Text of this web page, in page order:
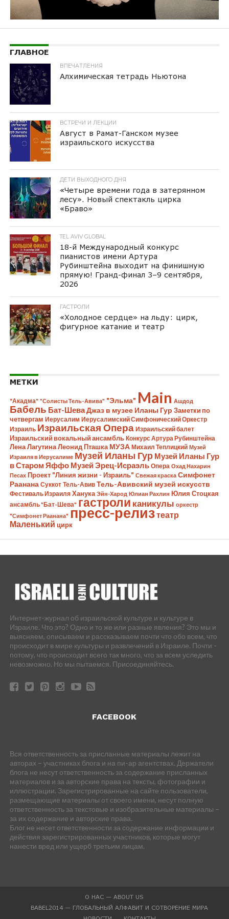
ГЛАВНОЕ
ВПЕЧАТЛЕНИЯ
Алхимическая тетрадь Ньютона
ВСТРЕЧИ И ЛЕКЦИИ
Август в Рамат-Ганском музее
израильского искусства
ДЕТИ ВЫХОДНОГО ДНЯ
«Четыре времени года в затерянном
лесу». Новый спектакль цирка
«Браво»
TEL AVIV GLOBAL
18-й Международный конкурс
пианистов имени Артура
Рубинштейна выходит на финишную
прямую! Гранд-финал 3–9 сентября,
2026
ГАСТРОЛИ
«Холодное сердце» на льду: цирк,
фигурное катание и театр
МЕТКИ
"Акадма" "Солисты Тель-Авива" "Эльма" Main Ашдод
Бабель Бат-ШеваДжаз в музее Иланы Гур Заметки по
четвергам Иерусалим Иерусалимский Симфонический Оркестр
Израиль Израильская Опера Израильский балет
Израильский вокальный ансамбль Конкурс Артура Рубинштейна
Лена Лагутина Леонид Пташка МУЗА Михаил Теплицкий Музей
Израиля в Иерусалиме Музей Иланы Гур Музей Иланы Гур
в Старом Яффо Музей Эрец-Исраэль Опера Охад Нахарин
Песах Проект "Линия жизни - Израиль" Свежая краска Симфонет
Раанана Суккот Тель-Авив Тель-Авивский музей искусств
Фестиваль Израиля Ханука Эйн-Харод Юлиан Рахлин Юлия Стоцкая
ансамбль "Бат-Шева" гастроли каникулы оркестр
"Симфонет Раанана" пресс-релизтеатр
Маленький цирк
Интернет-журнал об израильской культуре и культуре в
Израиле. Что это? Одно и то же или разные явления? Это мы и
выясняем, описываем и рассказываем почти что обо всем, что
происходит в мире культуры и развлечений в Израиле. Почти -
потому, что происходит всего так много, что за всем уследить
невозможно. Но мы пытаемся. Присоединяйтесь.
FACEBOOK
Вся ответственность за присланные материалы лежит на
авторах – участниках блога и на пи-ар агентствах. Держатели
блога не несут ответственность за содержание присланных
материалов и за авторские права на тексты, фотографии и
иллюстрации. Зарегистрированные на сайте пользователи,
размещающие материалы от своего имени, несут полную
ответственность за текстовые и изобразительные материалы –
за их содержание и авторские права.
Блог не несет ответственности за содержание информации и
действия зарегистрированных участников, которые могут
нанести вред или ущерб третьим лицам.
О НАС — ABOUT US
BABEL2014 — ГЛОБАЛЬНЫЙ АЛФАВИТ И СОТВОРЕНИЕ МИРА